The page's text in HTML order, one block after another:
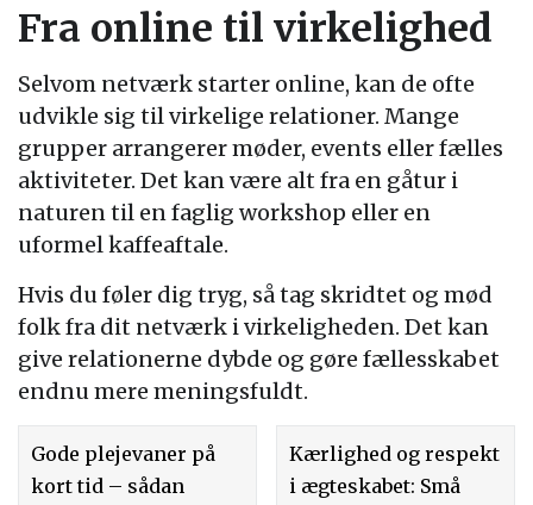
Fra online til virkelighed
Selvom netværk starter online, kan de ofte
udvikle sig til virkelige relationer. Mange
grupper arrangerer møder, events eller fælles
aktiviteter. Det kan være alt fra en gåtur i
naturen til en faglig workshop eller en
uformel kaffeaftale.
Hvis du føler dig tryg, så tag skridtet og mød
folk fra dit netværk i virkeligheden. Det kan
give relationerne dybde og gøre fællesskabet
endnu mere meningsfuldt.
Gode plejevaner på
kort tid – sådan
Kærlighed og respekt
i ægteskabet: Små